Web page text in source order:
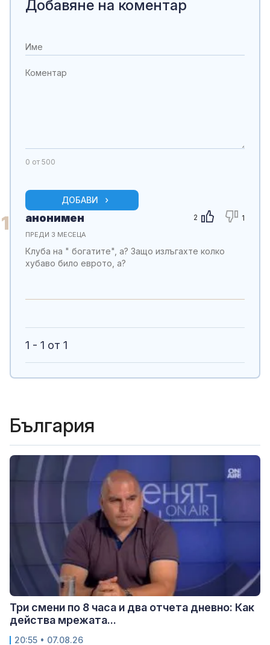
Добавяне на коментар
0 от 500
ДОБАВИ
1 2 1
анонимен
ПРЕДИ 3 МЕСЕЦА
Клуба на " богатите", а? Защо излъгахте колко
хубаво било еврото, а?
1 - 1 от 1
България
Три смени по 8 часа и два отчета дневно: Как
действа мрежата...
20:55 • 07.08.26